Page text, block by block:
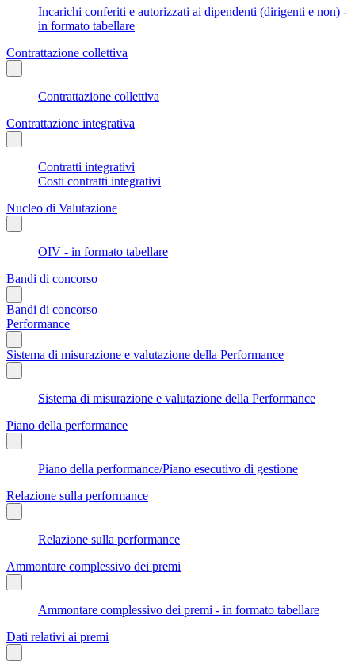
Incarichi conferiti e autorizzati ai dipendenti (dirigenti e non) -
in formato tabellare
Contrattazione collettiva
Contrattazione collettiva
Contrattazione integrativa
Contratti integrativi
Costi contratti integrativi
Nucleo di Valutazione
OIV - in formato tabellare
Bandi di concorso
Bandi di concorso
Performance
Sistema di misurazione e valutazione della Performance
Sistema di misurazione e valutazione della Performance
Piano della performance
Piano della performance/Piano esecutivo di gestione
Relazione sulla performance
Relazione sulla performance
Ammontare complessivo dei premi
Ammontare complessivo dei premi - in formato tabellare
Dati relativi ai premi